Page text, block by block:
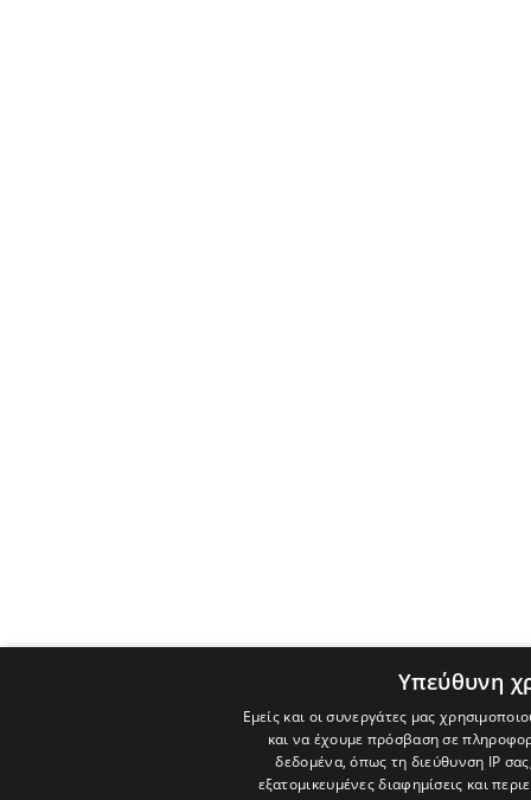
Υπεύθυνη
Εμείς και οι συνεργάτες μας
και να έχουμε πρόσβαση σε
δεδομένα, όπως τη διεύθυνση IP
εξατομικευμένες διαφημίσεις και